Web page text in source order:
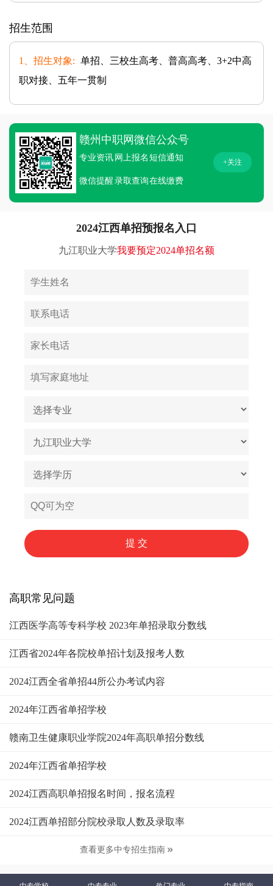
招生范围
1、招生对象: 单招、三校生高考、普高高考、3+2中高
职对接、五年一贯制
赣州中职网微信公众号
专业资讯 网上报名 短信通知
微信提醒 录取查询在线缴费
+关注
2024江西单招预报名入口
九江职业大学我要预定2024单招名额
高职常见问题
江西医学高等专科学校 2023年单招录取分数线
江西省2024年各院校单招计划及报考人数
2024江西全省单招44所公办考试内容
2024年江西省单招学校
赣南卫生健康职业学院2024年高职单招分数线
2024年江西省单招学校
2024江西高职单招报名时间，报名流程
2024江西单招部分院校录取人数及录取率
查看更多中专招生指南 